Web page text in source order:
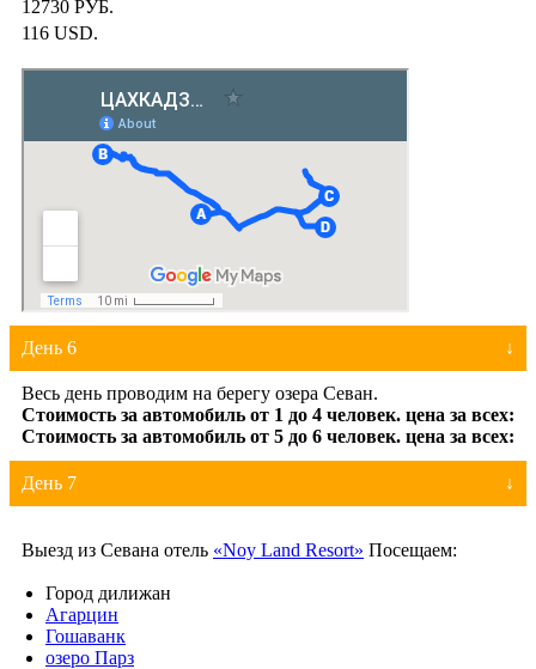
12730 РУБ.
116 USD.
День 6
Весь день проводим на берегу озера Севан.
День 7
Выезд из Севана отель «Noy Land Resort» Посещаем:
Город дилижан
Агарцин
Гошаванк
озеро Парз